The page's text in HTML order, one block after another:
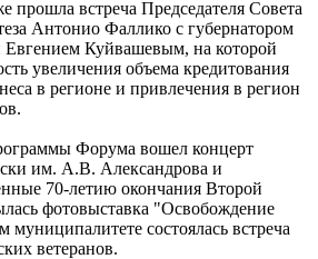
прошла встреча Председателя Совета
Антонио Фаллико с губернатором
Евгением Куйвашевым, на которой
увеличения объема кредитования
в регионе и привлечения в регион
Форума вошел концерт
им. А.В. Александрова и
70-летию окончания Второй
фотовыставка "Освобождение
состоялась встреча
ветеранов.